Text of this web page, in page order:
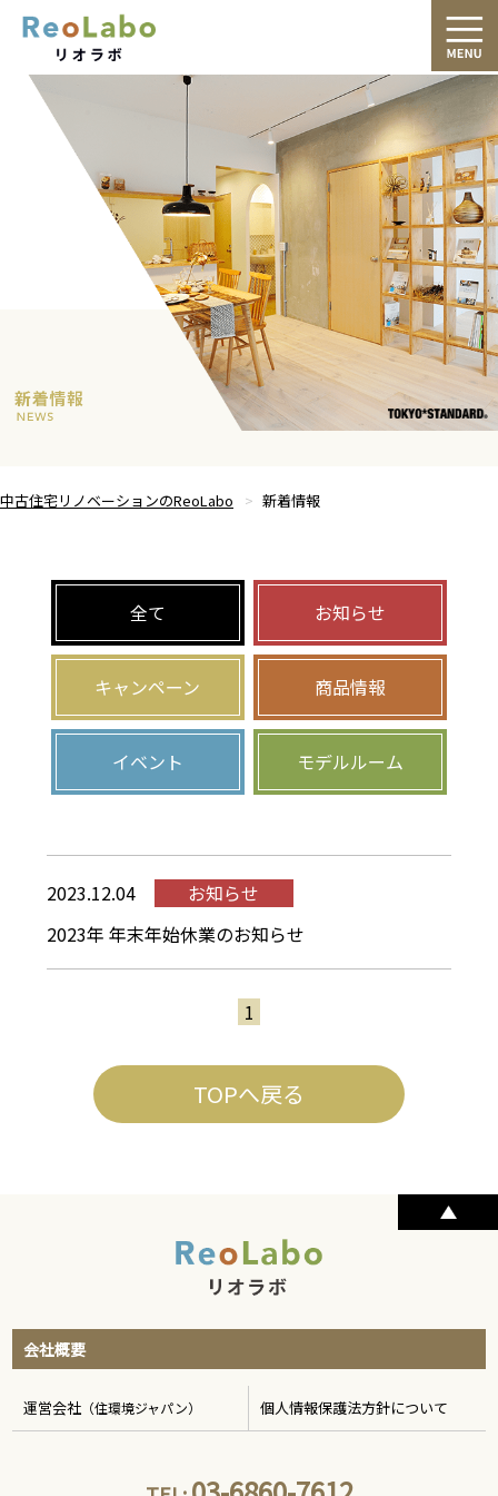
中古住宅リノベーションのReoLabo 新着情報
全て お知らせ
キャンペーン 商品情報
イベント モデルルーム
2023.12.04
お知らせ
2023年 年末年始休業のお知らせ
1
TOPへ戻る
会社概要
運営会社 （住環境ジャパン） 個人情報保護法方針について